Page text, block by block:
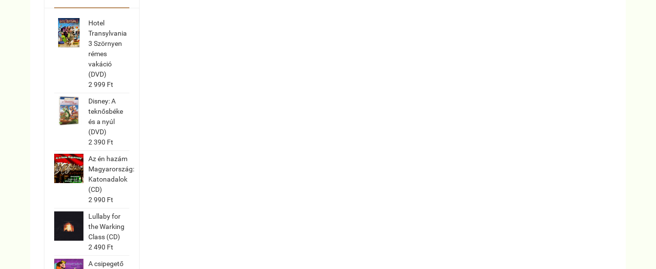
Hotel
Transylvania
3 Szörnyen
rémes
vakáció
(DVD)
2 999 Ft
Disney: A
teknősbéke
és a nyúl
(DVD)
2 390 Ft
Az én hazám
Magyarország:
Katonadalok
(CD)
2 990 Ft
Lullaby for
the Warking
Class (CD)
2 490 Ft
A csipegető